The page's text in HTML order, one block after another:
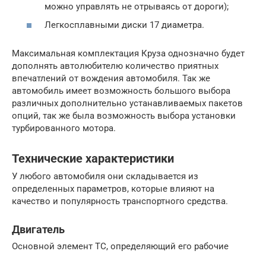
можно управлять не отрываясь от дороги);
Легкосплавными диски 17 диаметра.
Максимальная комплектация Круза однозначно будет
дополнять автолюбителю количество приятных
впечатлений от вождения автомобиля. Так же
автомобиль имеет возможность большого выбора
различных дополнительно устанавливаемых пакетов
опций, так же была возможность выбора установки
турбированного мотора.
Технические характеристики
У любого автомобиля они складывается из
определенных параметров, которые влияют на
качество и популярность транспортного средства.
Двигатель
Основной элемент ТС, определяющий его рабочие